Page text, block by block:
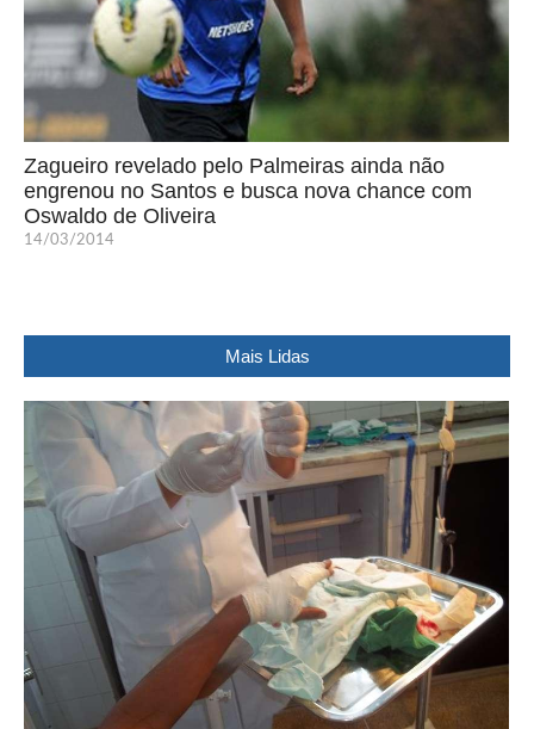
Zagueiro revelado pelo Palmeiras ainda não
engrenou no Santos e busca nova chance com
Oswaldo de Oliveira
14/03/2014
Mais Lidas